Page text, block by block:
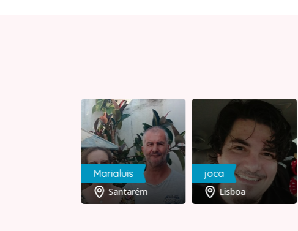
Marialuis
Santarém
joca
Lisboa